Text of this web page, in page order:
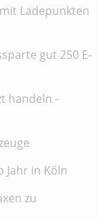
Ladepunkten
gut 250 E-
handeln -
Jahr in Köln
zu